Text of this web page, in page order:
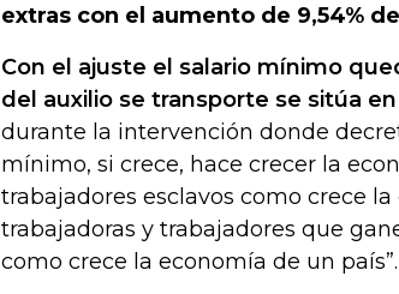
extras con el aumento de 9,54%
Con el ajuste el salario mínimo
del auxilio se transporte se sitúa en
durante la intervención donde
mínimo, si crece, hace crecer la
trabajadores esclavos como crece
trabajadoras y trabajadores que
como crece la economía de un país”.